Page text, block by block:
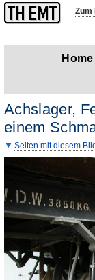
Zum
Home
Achslager,
einem
Seiten mit diesem